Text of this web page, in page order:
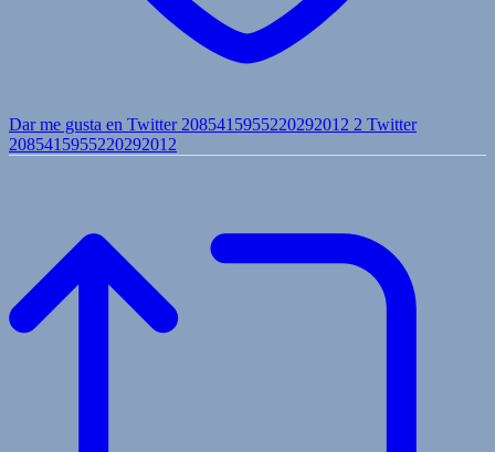
Dar me gusta en Twitter 2085415955220292012 2 Twitter
2085415955220292012